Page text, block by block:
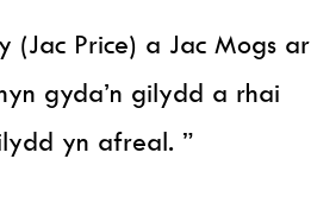
(Jac Price) a Jac Mogs ar
gyda’n gilydd a rhai
yn afreal. ”